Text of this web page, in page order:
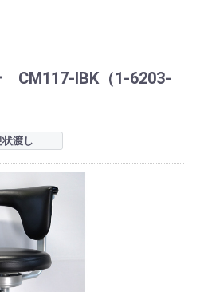
CM117-IBK（1-6203-
状渡し